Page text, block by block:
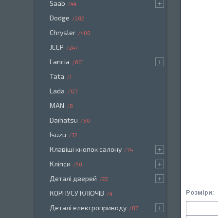
Розміри:
Saab 44
Dodge 282
Chrysler 400
JEEP 247
Lancia 681
Tata 1
Lada 127
MAN 8
Daihatsu 80
Isuzu 32
Клавіші кнопок салону 74
Кліпси 50
Деталі дверей 22
КОРПУСУ КЛЮЧІВ 4
Деталі електроприводу 87